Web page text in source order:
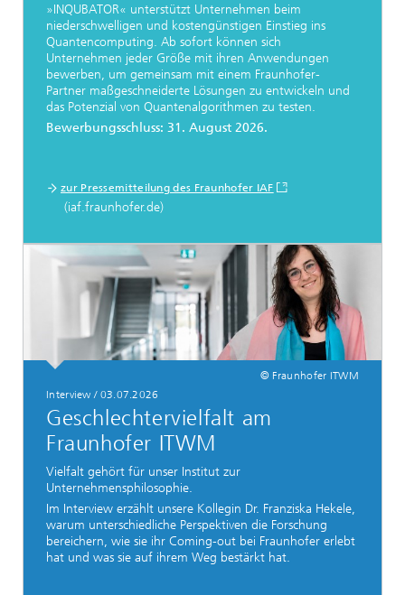
»INQUBATOR« unterstützt Unternehmen beim
niederschwelligen und kostengünstigen Einstieg ins
Quantencomputing. Ab sofort können sich
Unternehmen jeder Größe mit ihren Anwendungen
bewerben, um gemeinsam mit einem Fraunhofer-
Partner maßgeschneiderte Lösungen zu entwickeln und
das Potenzial von Quantenalgorithmen zu testen.
Bewerbungsschluss: 31. August 2026.
zur Pressemitteilung des Fraunhofer IAF
(iaf.fraunhofer.de)
© Fraunhofer ITWM
Interview / 03.07.2026
Geschlechtervielfalt am
Fraunhofer ITWM
Vielfalt gehört für unser Institut zur
Unternehmensphilosophie.
Im Interview erzählt unsere Kollegin Dr. Franziska Hekele,
warum unterschiedliche Perspektiven die Forschung
bereichern, wie sie ihr Coming-out bei Fraunhofer erlebt
hat und was sie auf ihrem Weg bestärkt hat.